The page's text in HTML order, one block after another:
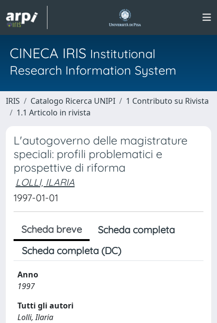
CINECA IRIS Institutional
Research Information System
IRIS Catalogo Ricerca UNIPI
1 Contributo su Rivista
1.1 Articolo in rivista
L'autogoverno delle magistrature
speciali: profili problematici e
prospettive di riforma
LOLLI, ILARIA
1997-01-01
Scheda breve
Scheda completa
Scheda completa (DC)
Anno
1997
Tutti gli autori
Lolli, Ilaria